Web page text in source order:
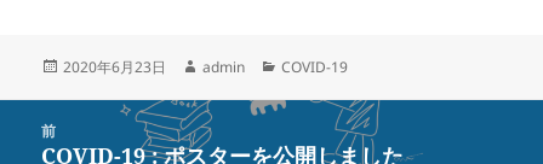
投
2020年6月23日
作
者
admin
カ
ゴ
ー
COVID-19
前
前
COVID-19 : ポスターを公開しました